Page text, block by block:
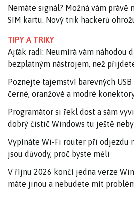
Nemáte signál? Možná vám právě
SIM kartu. Nový trik hackerů
TIPY A TRIKY
Ajťák radí: Neumírá vám náhodou
bezplatným nástrojem, než
Poznejte tajemství barevných
černé, oranžové a modré
Programátor si řekl dost a sám
dobrý čistič Windows tu ještě
Vypínáte Wi-Fi router při odjezdu
jsou důvody, proč byste měli
V říjnu 2026 končí jedna verze
máte jinou a nebudete mít